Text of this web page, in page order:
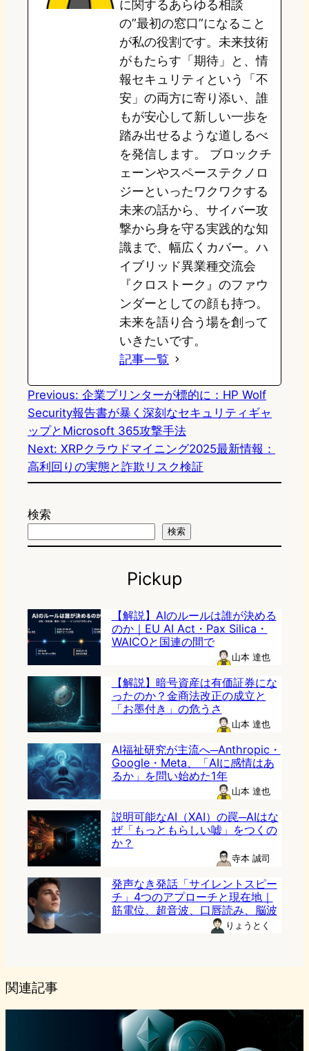
n
k
に関するあらゆる相談
の”最初の窓口”になること
が私の役割です。未来技術
がもたらす「期待」と、情
報セキュリティという「不
安」の両方に寄り添い、誰
もが安心して新しい一歩を
踏み出せるような道しるべ
を発信します。 ブロックチ
ェーンやスペーステクノロ
ジーといったワクワクする
未来の話から、サイバー攻
撃から身を守る実践的な知
識まで、幅広くカバー。ハ
イブリッド異業種交流会
『クロストーク』のファウ
ンダーとしての顔も持つ。
未来を語り合う場を創って
いきたいです。
記事一覧
Previous: 企業プリンターが標的に：HP Wolf
Security報告書が暴く深刻なセキュリティギャ
ップとMicrosoft 365攻撃手法
Next: XRPクラウドマイニング2025最新情報：
高利回りの実態と詐欺リスク検証
検索
検索
Pickup
【解説】AIのルールは誰が決める
のか｜EU AI Act・Pax Silica・
WAICOと国連の間で
山本 達也
【解説】暗号資産は有価証券にな
ったのか？金商法改正の成立と
「お墨付き」の危うさ
山本 達也
AI福祉研究が主流へ─Anthropic・
Google・Meta、「AIに感情はあ
るか」を問い始めた1年
山本 達也
説明可能なAI（XAI）の罠─AIはな
ぜ「もっともらしい嘘」をつくの
か？
寺本 誠司
発声なき発話「サイレントスピー
チ」4つのアプローチと現在地｜
筋電位、超音波、口唇読み、脳波
りょうとく
関連記事